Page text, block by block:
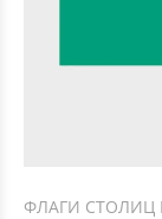
ФЛАГИ СТОЛИЦ